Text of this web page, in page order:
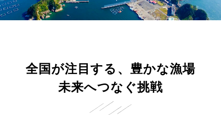
全国が注目する、豊かな漁場
未来へつなぐ挑戦